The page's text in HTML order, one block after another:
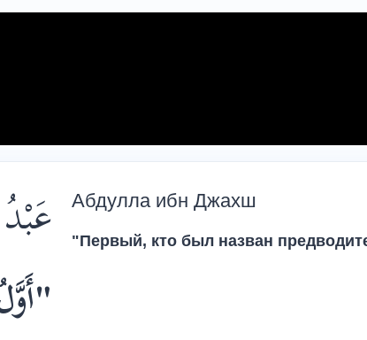
Абдулла ибн Джахш
"Первый, кто был назван